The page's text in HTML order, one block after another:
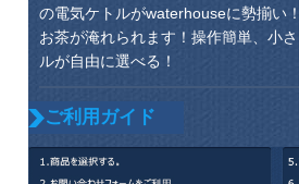
の電気ケトルがwaterhouseに勢揃い
お茶が淹れられます！操作簡単、小
ルが自由に選べる！
ご利用ガイド